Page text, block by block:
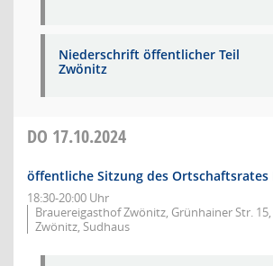
Niederschrift öffentlicher Teil
Zwönitz
DO 17.10.2024
öffentliche Sitzung des
18:30-20:00 Uhr
Brauereigasthof Zwönitz, Grünhainer Str. 15,
Zwönitz, Sudhaus